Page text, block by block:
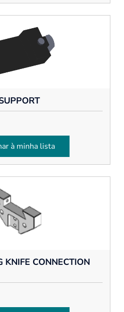
à minha lista
KNIFE CONNECTION